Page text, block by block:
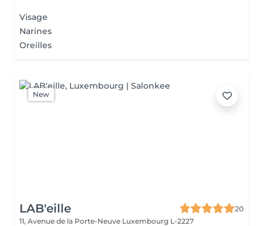
Visage
Narines
Oreilles
New
LAB'eille
20
11, Avenue de la Porte-Neuve Luxembourg L-2227